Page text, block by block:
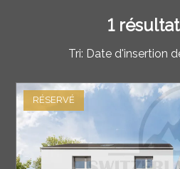
1
Tri: Date d'insertion
RÉSERVÉ